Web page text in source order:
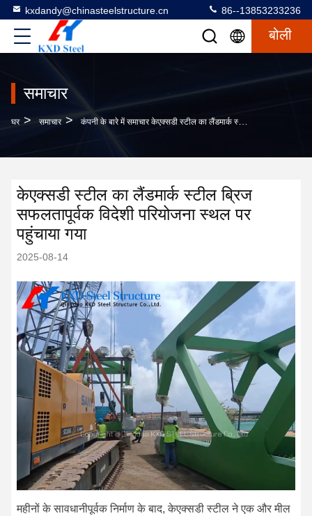
kxdandy@chinasteelstructure.cn 86--13853233236
बोली
समाचार
घर > समाचार > कंपनी के बारे में समाचार केएक्सडी स्टील का लैंडमार्क स्टील ब्रिज सफलतापूर्वक विदेशी परियोजना स्थल पर पहुंचाया गया
केएक्सडी स्टील का लैंडमार्क स्टील ब्रिज
सफलतापूर्वक विदेशी परियोजना स्थल पर
पहुंचाया गया
2025-08-14
महीनों के सावधानीपूर्वक निर्माण के बाद, केएक्सडी स्टील ने एक और मील